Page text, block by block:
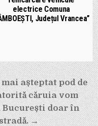
electrice Comuna
Județul Vrancea”
așteptat pod de
căruia vom
București doar în
→